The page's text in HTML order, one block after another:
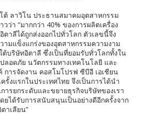
ต้ ลาวิโน ประธานสมาคมอุตสาหกรรม
ว่า “มากกว่า 40% ของการผลิตเครื่อง
ตาลีได้ถูกส่งออกไปทั่วโลก ตัวเลขนี้จึง
ามแข็งแกร่งของอุตสาหกรรมความงาม
บริษัทอิตาลี ซึ่งเป็นที่ยอมรับทั่วโลกทั้งใน
อดภัย นวัตกรรมทางเทคโนโลยี และ
การจัดงาน คอสโมโปรฟ ซีบีอี เอเชียน
รั้งแรกในประเทศไทย จึงเป็นการได้นำ
ารยกระดับและขยายธุรกิจบริษัทของเรา
ยได้รับการสนับสนุนเป็นอย่างดีอีกครั้งจาก
าเลียน”